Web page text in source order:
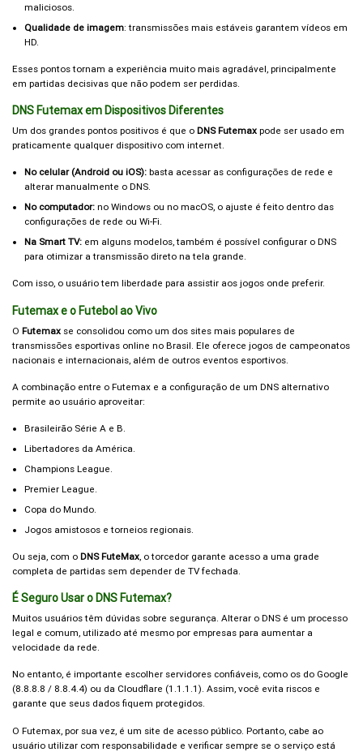
maliciosos.
Qualidade de imagem: transmissões mais estáveis garantem vídeos em
HD.
Esses pontos tornam a experiência muito mais agradável, principalmente
em partidas decisivas que não podem ser perdidas.
DNS Futemax em Dispositivos Diferentes
Um dos grandes pontos positivos é que o DNS Futemax pode ser usado em
praticamente qualquer dispositivo com internet.
No celular (Android ou iOS): basta acessar as configurações de rede e
alterar manualmente o DNS.
No computador: no Windows ou no macOS, o ajuste é feito dentro das
configurações de rede ou Wi-Fi.
Na Smart TV: em alguns modelos, também é possível configurar o DNS
para otimizar a transmissão direto na tela grande.
Com isso, o usuário tem liberdade para assistir aos jogos onde preferir.
Futemax e o Futebol ao Vivo
O Futemax se consolidou como um dos sites mais populares de
transmissões esportivas online no Brasil. Ele oferece jogos de campeonatos
nacionais e internacionais, além de outros eventos esportivos.
A combinação entre o Futemax e a configuração de um DNS alternativo
permite ao usuário aproveitar:
Brasileirão Série A e B.
Libertadores da América.
Champions League.
Premier League.
Copa do Mundo.
Jogos amistosos e torneios regionais.
Ou seja, com o DNS FuteMax, o torcedor garante acesso a uma grade
completa de partidas sem depender de TV fechada.
É Seguro Usar o DNS Futemax?
Muitos usuários têm dúvidas sobre segurança. Alterar o DNS é um processo
legal e comum, utilizado até mesmo por empresas para aumentar a
velocidade da rede.
No entanto, é importante escolher servidores confiáveis, como os do Google
(8.8.8.8 / 8.8.4.4) ou da Cloudflare (1.1.1.1). Assim, você evita riscos e
garante que seus dados fiquem protegidos.
O Futemax, por sua vez, é um site de acesso público. Portanto, cabe ao
usuário utilizar com responsabilidade e verificar sempre se o serviço está